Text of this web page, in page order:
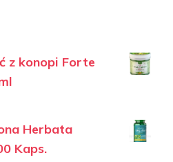
z konopi Forte
Herbata
Kaps.